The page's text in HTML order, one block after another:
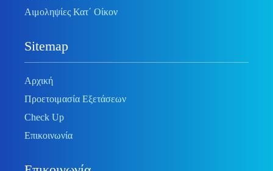
Αιμοληψίες Κατ΄ Οίκον
Sitemap
Αρχική
Προετοιμασία Εξετάσεων
Check Up
Επικοινωνία